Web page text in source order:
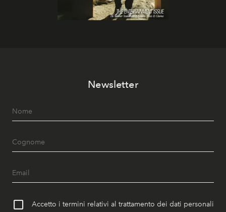
Newsletter
Accetto i termini relativi al trattamento dei dati personali